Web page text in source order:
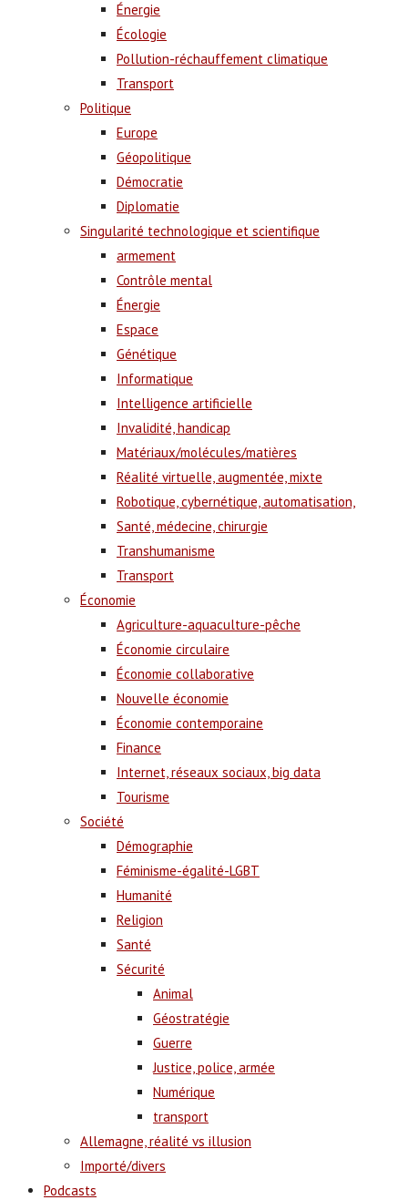
Énergie
Écologie
Pollution-réchauffement climatique
Transport
Politique
Europe
Géopolitique
Démocratie
Diplomatie
Singularité technologique et scientifique
armement
Contrôle mental
Énergie
Espace
Génétique
Informatique
Intelligence artificielle
Invalidité, handicap
Matériaux/molécules/matières
Réalité virtuelle, augmentée, mixte
Robotique, cybernétique, automatisation,
Santé, médecine, chirurgie
Transhumanisme
Transport
Économie
Agriculture-aquaculture-pêche
Économie circulaire
Économie collaborative
Nouvelle économie
Économie contemporaine
Finance
Internet, réseaux sociaux, big data
Tourisme
Société
Démographie
Féminisme-égalité-LGBT
Humanité
Religion
Santé
Sécurité
Animal
Géostratégie
Guerre
Justice, police, armée
Numérique
transport
Allemagne, réalité vs illusion
Importé/divers
Podcasts